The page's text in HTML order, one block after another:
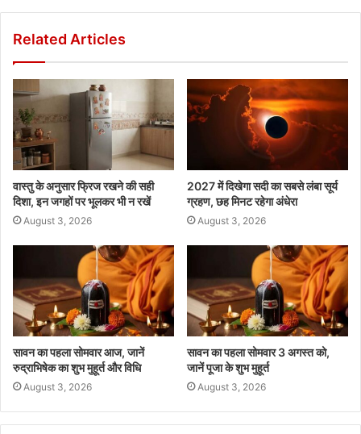
Related Articles
वास्तु के अनुसार फ्रिज रखने की सही
दिशा, इन जगहों पर भूलकर भी न रखें
August 3, 2026
2027 में दिखेगा सदी का सबसे लंबा सूर्य
ग्रहण, छह मिनट रहेगा अंधेरा
August 3, 2026
सावन का पहला सोमवार आज, जानें
रुद्राभिषेक का शुभ मुहूर्त और विधि
August 3, 2026
सावन का पहला सोमवार 3 अगस्त को,
जानें पूजा के शुभ मुहूर्त
August 3, 2026